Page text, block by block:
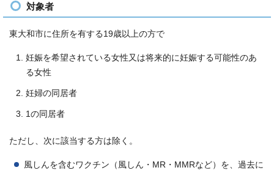
対象者
東大和市に住所を有する19歳以上の方で
妊娠を希望されている女性又は将来的に妊娠する可能性のあ
る女性
妊婦の同居者
1の同居者
ただし、次に該当する方は除く。
風しんを含むワクチン（風しん・MR・MMRなど）を、過去に